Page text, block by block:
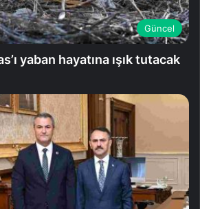
Güncel
yaban hayatına ışık tutacak